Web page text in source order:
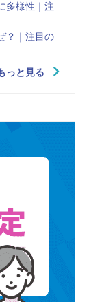
多様性｜注
？｜注目の
っと見る